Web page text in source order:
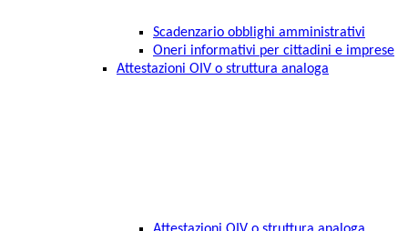
Scadenzario obblighi amministrativi
Oneri informativi per cittadini e imprese
Attestazioni OIV o struttura analoga